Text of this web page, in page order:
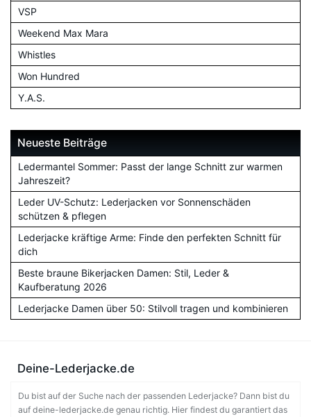
VSP
Weekend Max Mara
Whistles
Won Hundred
Y.A.S.
Neueste Beiträge
Ledermantel Sommer: Passt der lange Schnitt zur warmen
Jahreszeit?
Leder UV-Schutz: Lederjacken vor Sonnenschäden
schützen & pflegen
Lederjacke kräftige Arme: Finde den perfekten Schnitt für
dich
Beste braune Bikerjacken Damen: Stil, Leder &
Kaufberatung 2026
Lederjacke Damen über 50: Stilvoll tragen und kombinieren
Deine-Lederjacke.de
Du bist auf der Suche nach der passenden Lederjacke? Dann bist du
auf deine-lederjacke.de genau richtig. Hier findest du garantiert das